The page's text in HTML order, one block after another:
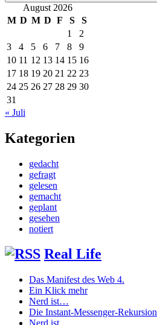
August 2026
M D M D F S
S
1
2
3
4 5 6 7 8
9
10 11 12 13 14 15 16
17 18 19 20 21 22 23
24 25 26 27 28 29 30
31
« Juli
Kategorien
gedacht
gefragt
gelesen
gemacht
geplant
gesehen
notiert
Real Life
Das Manifest des Web 4.
Ein Klick mehr
Nerd ist…
Die Instant-Messenger-Rekursion